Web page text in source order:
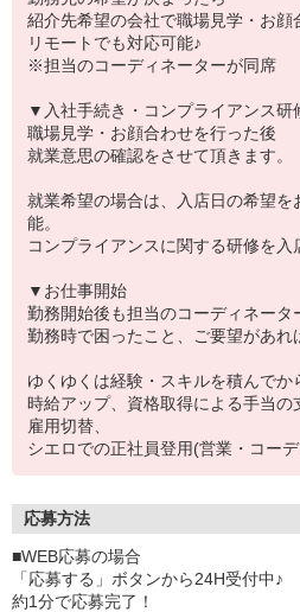
紹介先希望の会社で職場見学・お顔
リモートでも対応可能♪
※担当のコーディネーターが同席
▼入社手続き・コンプライアンス研
職場見学・お顔合わせを行った後
就業意思の確認をさせて頂きます。
就業希望の場合は、入店日の希望
能。
コンプライアンスに関する研修を入
▼お仕事開始
勤務開始後も担当のコーディネータ
勤務時で困ったこと、ご要望があれ
ゆくゆくは経験・スキルを積んでか
時給アップ、資格取得による手当
雇用切替、
シエロでの正社員登用(営業・コー
応募方法
■WEB応募の場合
「応募する」ボタンから24H受付中♪
約1分で応募完了！